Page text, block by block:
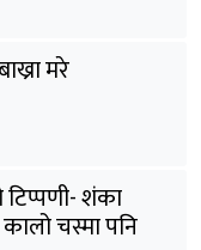
मरे
शंका
चस्मा पनि